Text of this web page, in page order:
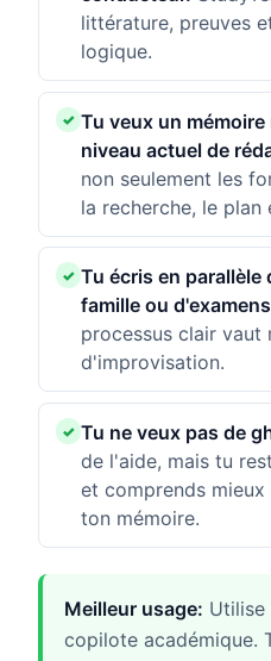
littérature, preuves
logique.
Tu veux un
niveau actuel de
non seulement les
la recherche, le
Tu écris en
famille ou
processus clair vaut
d'improvisation.
Tu ne veux pas de
de l'aide, mais tu
et comprends
ton mémoire.
Meilleur usage: Utilise
copilote académique.